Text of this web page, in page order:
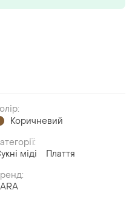
Коричневий
міді
Плаття